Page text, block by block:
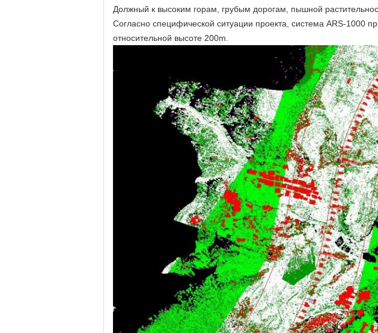
Должный к высоким горам, грубым дорогам, пышной
Согласно специфической ситуации проекта, система ARS-1000
относительной высоте 200m.